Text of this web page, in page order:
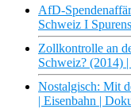
AfD-
Schweiz I
Zollkontrolle an
Schweiz? (2014)
Nostalgisch: Mit
| Eisenbahn |